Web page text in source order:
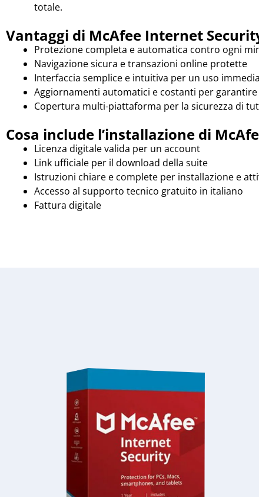
totale.
Vantaggi di McAfee Internet
Protezione completa e automatica contro ogni
Navigazione sicura e transazioni online protette
Interfaccia semplice e intuitiva per un uso
Aggiornamenti automatici e costanti per garantire
Copertura multi-piattaforma per la sicurezza di
Cosa include l’installazione di
Licenza digitale valida per un account
Link ufficiale per il download della suite
Istruzioni chiare e complete per installazione e
Accesso al supporto tecnico gratuito in italiano
Fattura digitale